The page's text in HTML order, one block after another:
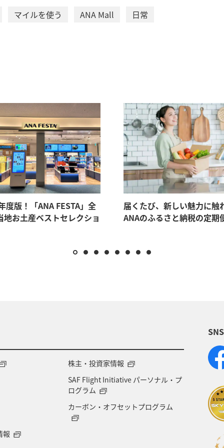
マイルを使う ANA Mall 日常
度版！「ANA FESTA」全
地お土産ベストセレクショ
届くたび、新しい魅力に触
ANAのふるさと納税の定期
株主・投資家情報
SAF Flight Initiative パーソナル・プ
ログラム
カーボン・オフセットプログラム
報